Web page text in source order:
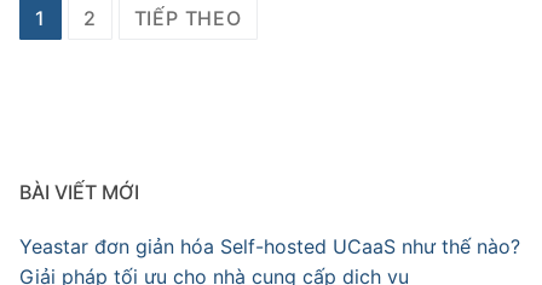
1 2 TIẾP THEO
BÀI VIẾT MỚI
Yeastar đơn giản hóa Self-hosted UCaaS như thế nào?
Giải pháp tối ưu cho nhà cung cấp dịch vụ